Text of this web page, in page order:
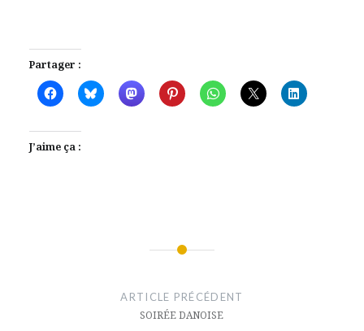
Partager :
J’aime ça :
ARTICLE PRÉCÉDENT
SOIRÉE DANOISE